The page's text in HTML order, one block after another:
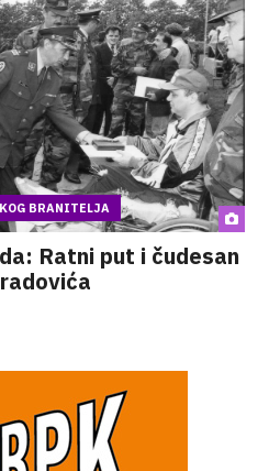
BRANITELJA
Ratni put i čudesan